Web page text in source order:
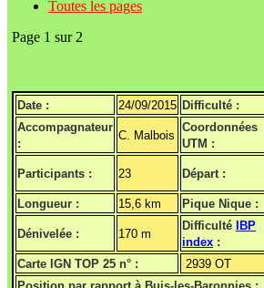
Toutes les pages
Page 1 sur 2
Date : 24/09/2015 Difficulté :
Accompagnateur
:
C. Malbois
Coordonnées
UTM :
Participants : 23 Départ :
Longueur :
15,6 km Pique Nique :
Dénivelée : 170 m
Difficulté
IBP
index :
Carte IGN TOP 25 n° :
2939 OT